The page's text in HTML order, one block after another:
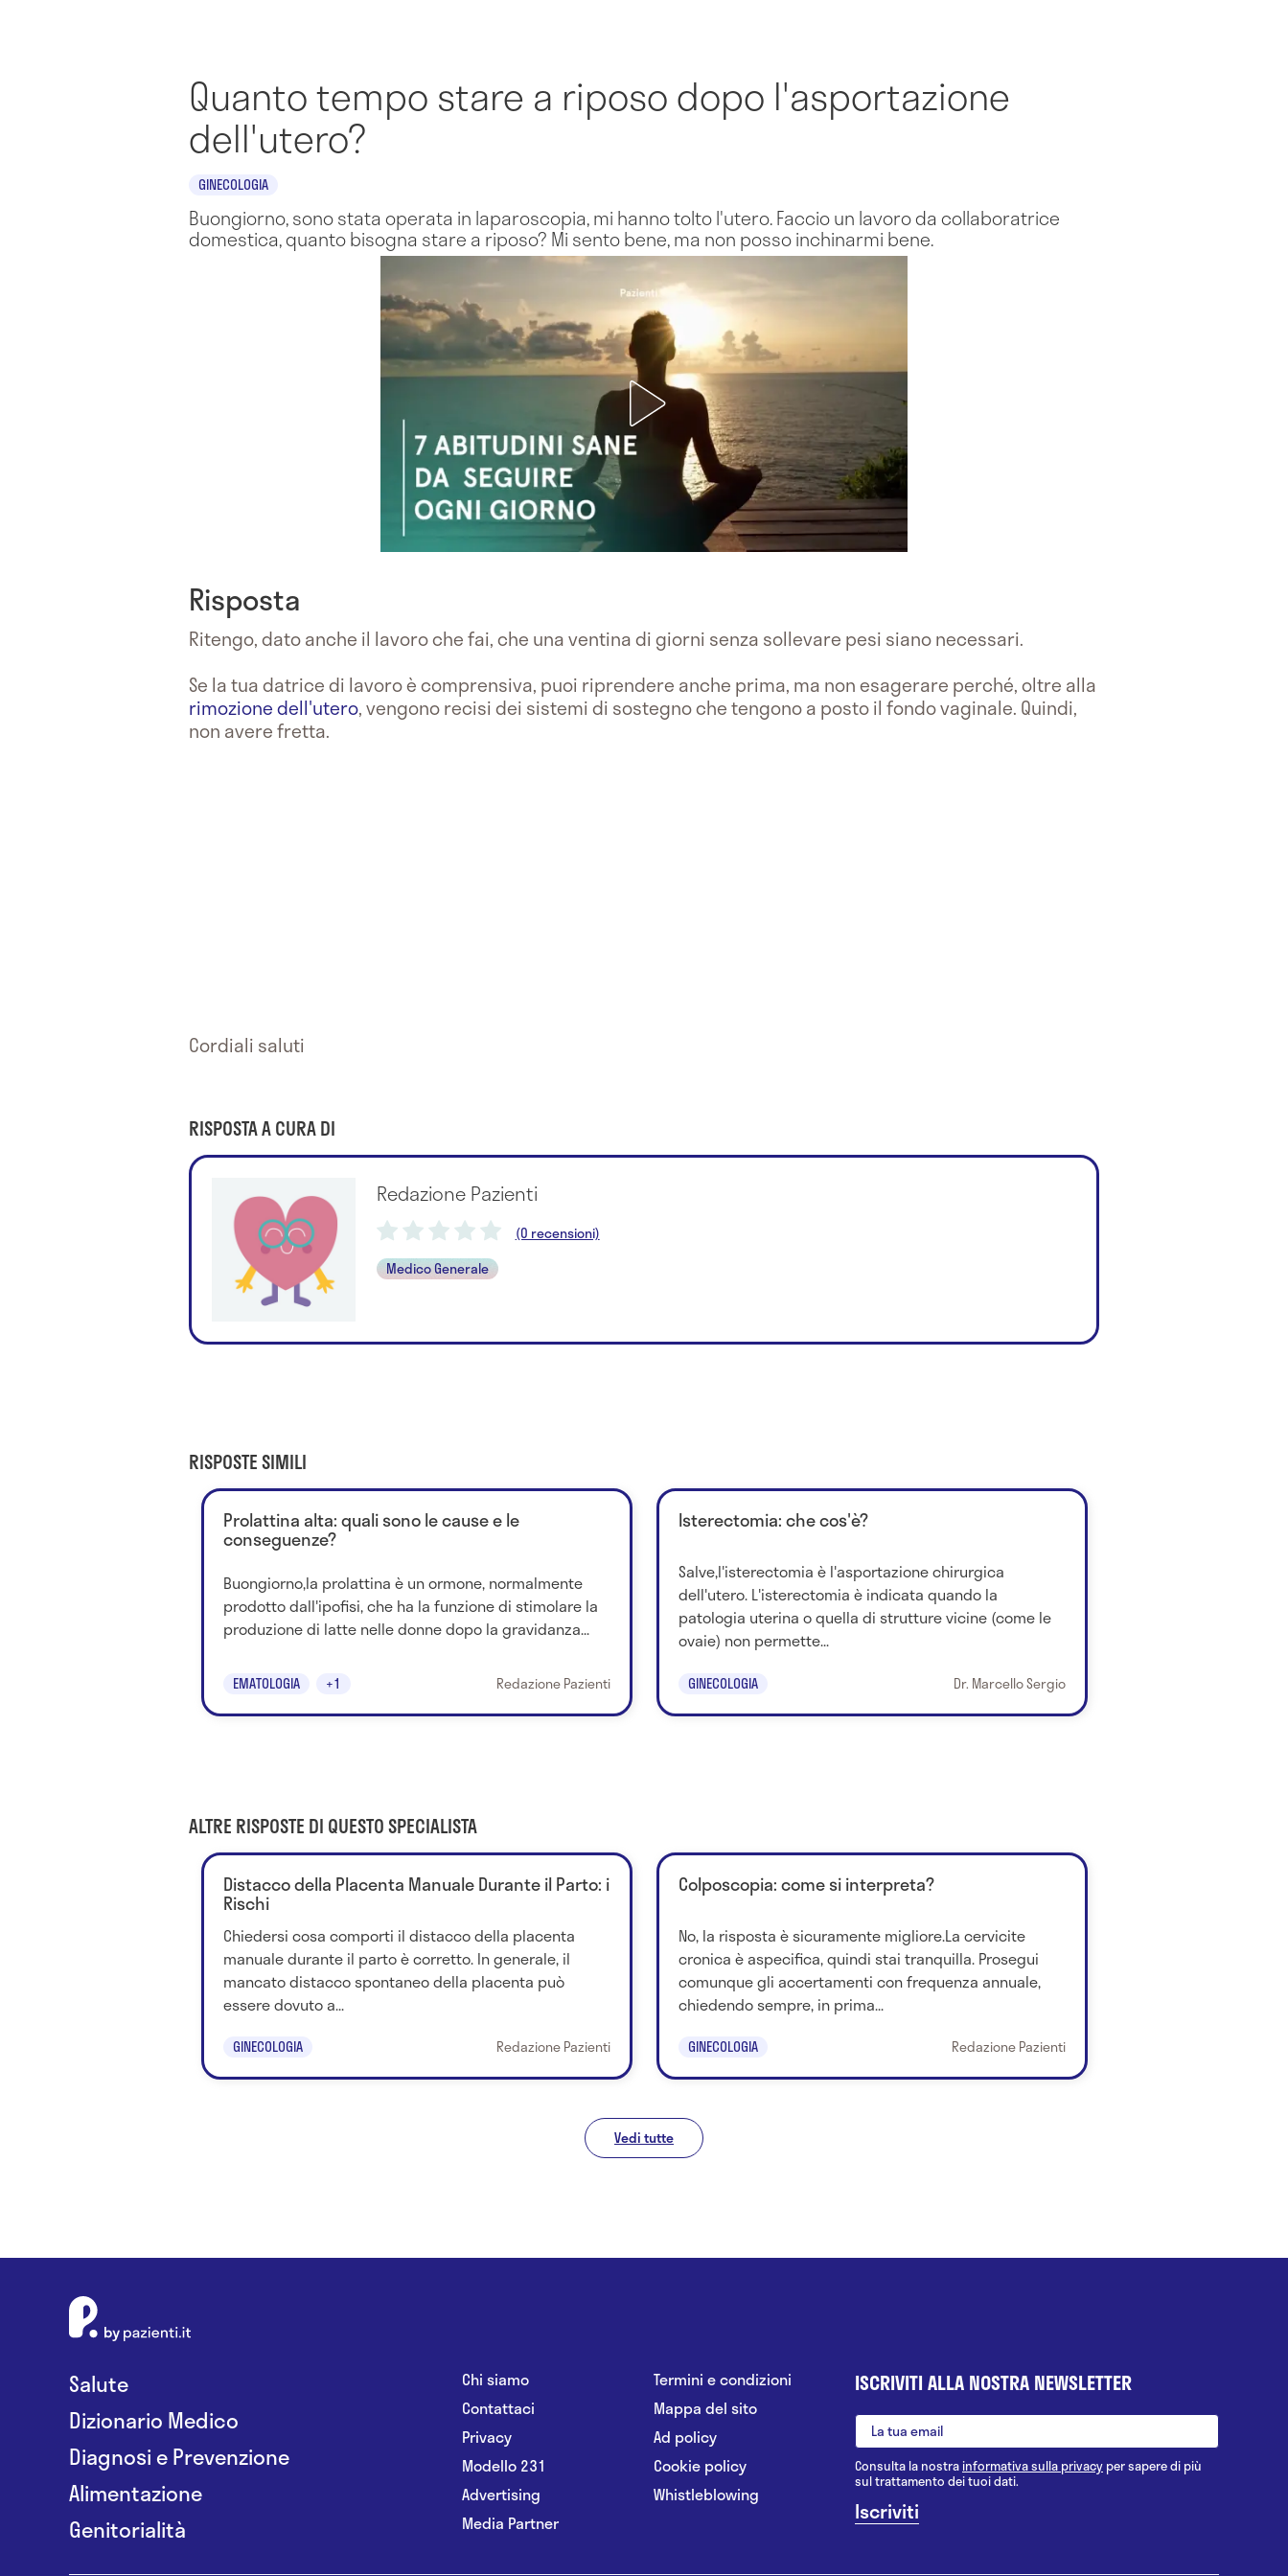
Quanto tempo stare a riposo dopo l'asportazione
dell'utero?
GINECOLOGIA
Buongiorno, sono stata operata in laparoscopia, mi hanno tolto l'utero. Faccio un lavoro da collaboratrice
domestica, quanto bisogna stare a riposo? Mi sento bene, ma non posso inchinarmi bene.
Risposta
Ritengo, dato anche il lavoro che fai, che una ventina di giorni senza sollevare pesi siano necessari.
Se la tua datrice di lavoro è comprensiva, puoi riprendere anche prima, ma non esagerare perché, oltre alla
rimozione dell'utero, vengono recisi dei sistemi di sostegno che tengono a posto il fondo vaginale. Quindi,
non avere fretta.
Cordiali saluti
RISPOSTA A CURA DI
Redazione Pazienti
(0 recensioni)
Medico Generale
RISPOSTE SIMILI
Prolattina alta: quali sono le cause e le
conseguenze?
Buongiorno,la prolattina è un ormone, normalmente
prodotto dall'ipofisi, che ha la funzione di stimolare la
produzione di latte nelle donne dopo la gravidanza...
EMATOLOGIA +1 Redazione Pazienti
Isterectomia: che cos'è?
Salve,l'isterectomia è l'asportazione chirurgica
dell'utero. L'isterectomia è indicata quando la
patologia uterina o quella di strutture vicine (come le
ovaie) non permette...
GINECOLOGIA Dr. Marcello Sergio
ALTRE RISPOSTE DI QUESTO SPECIALISTA
Distacco della Placenta Manuale Durante il Parto: i
Rischi
Chiedersi cosa comporti il distacco della placenta
manuale durante il parto è corretto. In generale, il
mancato distacco spontaneo della placenta può
essere dovuto a...
GINECOLOGIA Redazione Pazienti
Colposcopia: come si interpreta?
No, la risposta è sicuramente migliore.La cervicite
cronica è aspecifica, quindi stai tranquilla. Prosegui
comunque gli accertamenti con frequenza annuale,
chiedendo sempre, in prima...
GINECOLOGIA Redazione Pazienti
Vedi tutte
Salute
Dizionario Medico
Diagnosi e Prevenzione
Alimentazione
Genitorialità
Chi siamo
Contattaci
Privacy
Modello 231
Advertising
Media Partner
Termini e condizioni
Mappa del sito
Ad policy
Cookie policy
Whistleblowing
ISCRIVITI ALLA NOSTRA NEWSLETTER
Consulta la nostrainformativa sulla privacy per sapere di più
sul trattamento dei tuoi dati.